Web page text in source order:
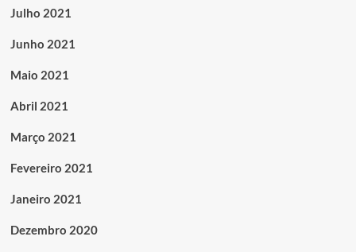
Julho 2021
Junho 2021
Maio 2021
Abril 2021
Março 2021
Fevereiro 2021
Janeiro 2021
Dezembro 2020